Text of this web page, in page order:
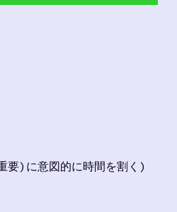
)に意図的に時間を割く)